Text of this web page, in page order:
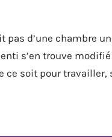
pas d’une chambre
s’en trouve
ce soit pour